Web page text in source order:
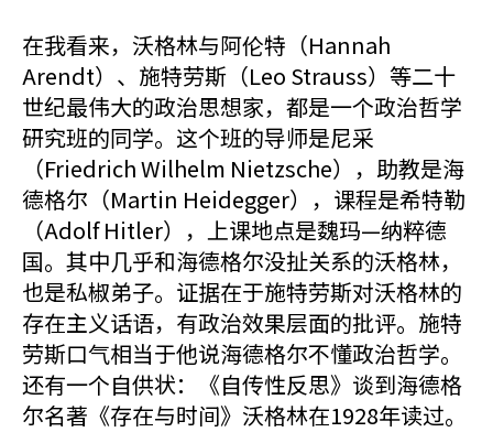
在我看来，沃格林与阿伦特（Hannah
Arendt）、施特劳斯（Leo Strauss）等二十
世纪最伟大的政治思想家，都是一个政治哲学
研究班的同学。这个班的导师是尼采
（Friedrich Wilhelm Nietzsche），助教是海
德格尔（Martin Heidegger），课程是希特勒
（Adolf Hitler），上课地点是魏玛—纳粹德
国。其中几乎和海德格尔没扯关系的沃格林，
也是私椒弟子。证据在于施特劳斯对沃格林的
存在主义话语，有政治效果层面的批评。施特
劳斯口气相当于他说海德格尔不懂政治哲学。
还有一个自供状：《自传性反思》谈到海德格
尔名著《存在与时间》沃格林在1928年读过。